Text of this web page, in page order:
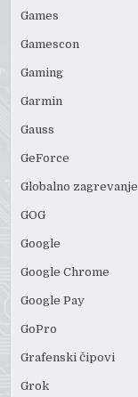
Games
Gamescon
Gaming
Garmin
Gauss
GeForce
Globalno zagrevanje
GOG
Google
Google Chrome
Google Pay
GoPro
Grafenski čipovi
Grok